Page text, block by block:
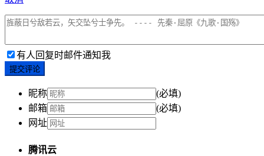
有人回复时邮件通知我
提交评论
昵称
(必填)
邮箱
(必填)
网址
腾讯云